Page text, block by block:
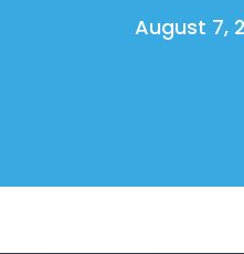
August 7,